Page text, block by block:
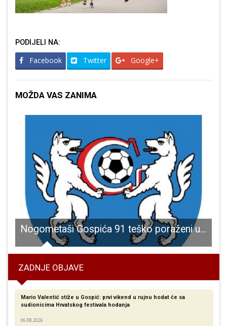
PODIJELI NA:
Facebook Twitter Google+
MOŽDA VAS ZANIMA
Nogometaši Gospića 91 teško poraženi u Rijeci od Lokomotive
ZADNJE OBJAVE
Mario Valentić stiže u Gospić: prvi vikend u rujnu hodat će sa
sudionicima Hrvatskog festivala hodanja
06.08.2026